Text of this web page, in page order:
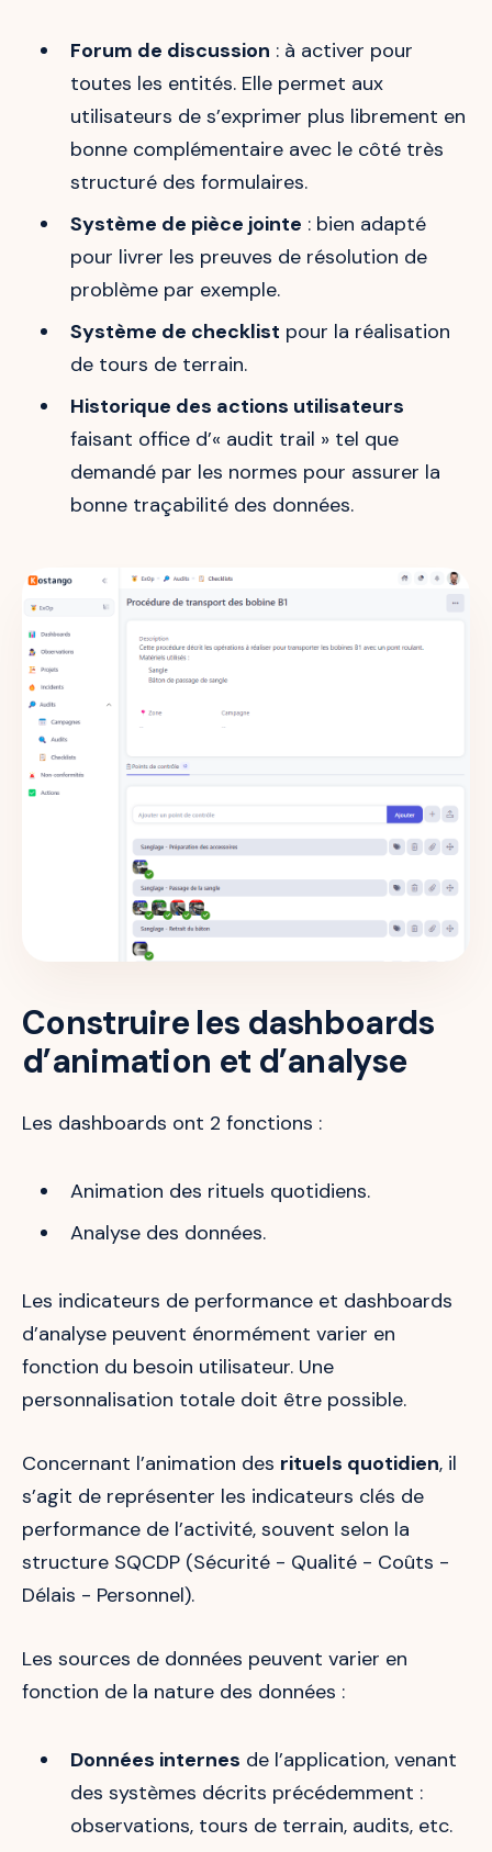
Forum de discussion : à activer pour
toutes les entités. Elle permet aux
utilisateurs de s’exprimer plus librement en
bonne complémentaire avec le côté très
structuré des formulaires.
Système de pièce jointe : bien adapté
pour livrer les preuves de résolution de
problème par exemple.
Système de checklist pour la réalisation
de tours de terrain.
Historique des actions utilisateurs
faisant office d’« audit trail » tel que
demandé par les normes pour assurer la
bonne traçabilité des données.
Construire les dashboards
d’animation et d’analyse
Les dashboards ont 2 fonctions :
Animation des rituels quotidiens.
Analyse des données.
Les indicateurs de performance et dashboards
d’analyse peuvent énormément varier en
fonction du besoin utilisateur. Une
personnalisation totale doit être possible.
Concernant l’animation des rituels quotidien, il
s’agit de représenter les indicateurs clés de
performance de l’activité, souvent selon la
structure SQCDP (Sécurité - Qualité - Coûts -
Délais - Personnel).
Les sources de données peuvent varier en
fonction de la nature des données :
Données internes de l’application, venant
des systèmes décrits précédemment :
observations, tours de terrain, audits, etc.